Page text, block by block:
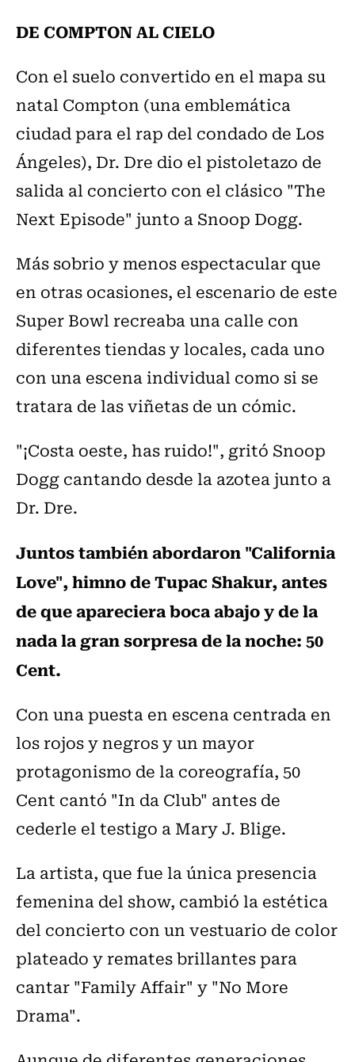
DE COMPTON AL CIELO
Con el suelo convertido en el mapa su
natal Compton (una emblemática
ciudad para el rap del condado de Los
Ángeles), Dr. Dre dio el pistoletazo de
salida al concierto con el clásico "The
Next Episode" junto a Snoop Dogg.
Más sobrio y menos espectacular que
en otras ocasiones, el escenario de este
Super Bowl recreaba una calle con
diferentes tiendas y locales, cada uno
con una escena individual como si se
tratara de las viñetas de un cómic.
"¡Costa oeste, has ruido!", gritó Snoop
Dogg cantando desde la azotea junto a
Dr. Dre.
Juntos también abordaron "California
Love", himno de Tupac Shakur, antes
de que apareciera boca abajo y de la
nada la gran sorpresa de la noche: 50
Cent.
Con una puesta en escena centrada en
los rojos y negros y un mayor
protagonismo de la coreografía, 50
Cent cantó "In da Club" antes de
cederle el testigo a Mary J. Blige.
La artista, que fue la única presencia
femenina del show, cambió la estética
del concierto con un vestuario de color
plateado y remates brillantes para
cantar "Family Affair" y "No More
Drama".